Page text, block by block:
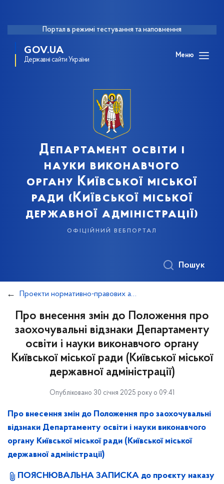
Портал в режимі тестування та наповнення
GOV.UA
Державні сайти України
Меню
Департамент освіти і
науки виконавчого
органу Київської міської
ради (Київської міської
державної адміністрації)
офіційний вебпортал
Пошук
Проекти нормативно-правових актів Департаменту освіти і науки, що підлягають оприлюдненню
Про внесення змін до Положення про
заохочувальні відзнаки Департаменту
освіти і науки виконавчого органу
Київської міської ради (Київської міської
державної адміністрації)
Опубліковано 30 січня 2025 року о 09:41
Про внесення змін до Положення про заохочувальні
відзнаки Департаменту освіти і науки виконавчого
органу Київської міської ради (Київської міської
державної адміністрації)
ПОЯСНЮВАЛЬНА ЗАПИСКА до проєкту наказу